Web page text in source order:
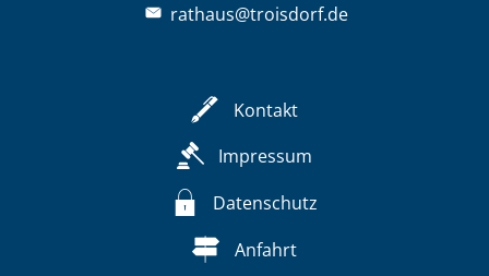
rathaus@troisdorf.de
Kontakt
Impressum
Datenschutz
Anfahrt